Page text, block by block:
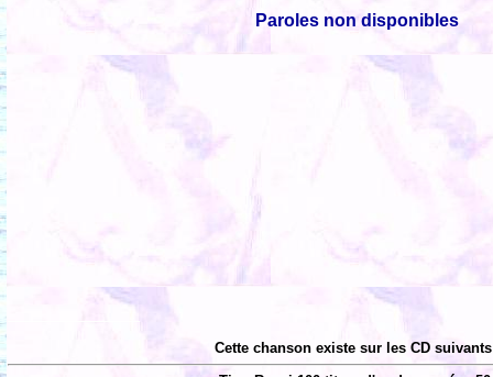
Paroles non disponibles
Cette chanson existe sur les CD